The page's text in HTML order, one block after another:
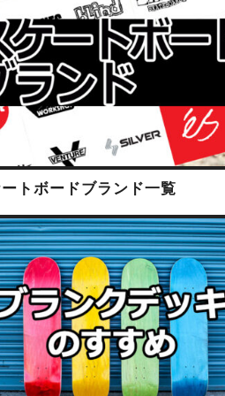
トボードブランド一覧